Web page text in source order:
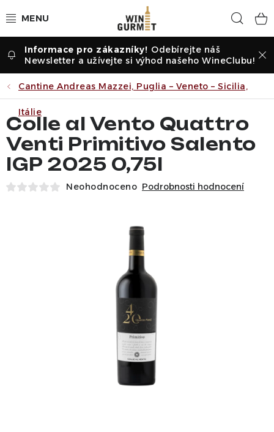
na
Vína dle druhu
Vína dle příležitosti
Dle vinařství
Vína dle země
Kontakty
Vinné zážitky
Odebírejte náš
Newsletter a užívejte si výhod našeho WineClubu!
Cantine Andreas Mazzei, Puglia – Veneto – Sicilia,
Itálie
Colle al Vento Quattro
Venti Primitivo Salento
IGP 2025 0,75l
Neohodnoceno Podrobnosti hodnocení